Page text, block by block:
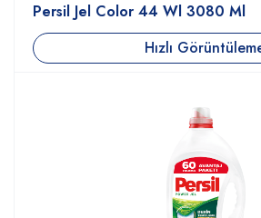
Persil Jel Color 44 Wl 3080 Ml
Hızlı